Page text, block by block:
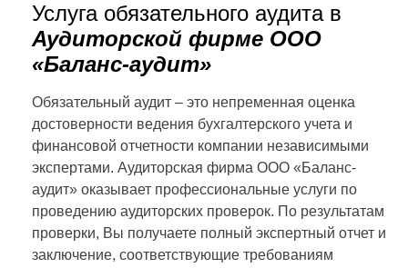
Услуга обязательного аудита в
Аудиторской фирме ООО
«Баланс-аудит»
Обязательный аудит – это непременная оценка
достоверности ведения бухгалтерского учета и
финансовой отчетности компании независимыми
экспертами. Аудиторская фирма ООО «Баланс-
аудит» оказывает профессиональные услуги по
проведению аудиторских проверок. По результатам
проверки, Вы получаете полный экспертный отчет и
заключение, соответствующие требованиям